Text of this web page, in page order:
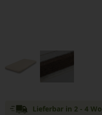
Lieferbar in 2 - 4